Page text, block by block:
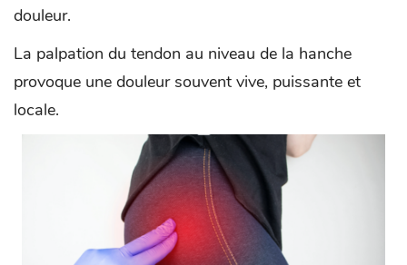
douleur.
La palpation du tendon au niveau de la hanche
provoque une douleur souvent vive, puissante et
locale.